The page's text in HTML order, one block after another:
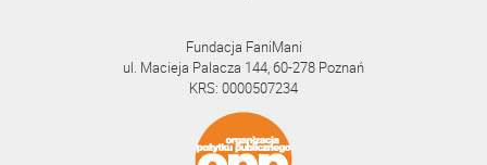
Fundacja FaniMani
ul. Macieja Palacza 144, 60-278 Poznań
KRS: 0000507234